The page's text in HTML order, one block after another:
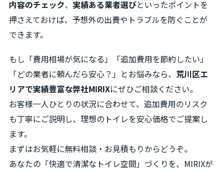
内容のチェック、 実績ある業者選びといったポイントを
押さえておけば、予想外の出費やトラブルを防ぐことが
できます。
もし「費用相場が気になる」「追加費用を節約したい」
「どの業者に頼んだら安心？」とお悩みなら、 荒川区エ
リアで実績豊富な弊社MIRIXにぜひご相談ください。
お客様一人ひとりの状況に合わせて、追加費用のリスク
も丁寧にご説明し、理想のトイレを安心価格でご提案し
ます。
まずはお気軽に無料相談・お見積もりからどうぞ。
あなたの「快適で清潔なトイレ空間」づくりを、MIRIXが